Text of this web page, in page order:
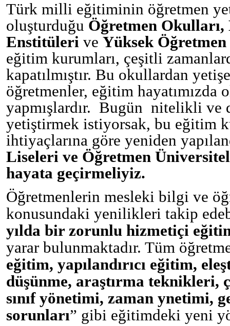
Türk milli eğitiminin öğretmen
oluşturduğu Öğretmen
Enstitüleri ve Yüksek
eğitim kurumları, çeşitli
kapatılmıştır. Bu okullardan
öğretmenler, eğitim
yapmışlardır. Bugün nitelikli ve
yetiştirmek istiyorsak, bu eğitim
ihtiyaçlarına göre yeniden
Liseleri ve Öğretmen
hayata geçirmeliyiz.
Öğretmenlerin mesleki bilgi ve
konusundaki yenilikleri takip
yılda bir zorunlu hizmetiçi
yarar bulunmaktadır. Tüm
eğitim, yapılandırıcı eğitim,
düşünme, araştırma teknikleri,
sınıf yönetimi, zaman ynetimi,
sorunları” gibi eğitimdeki yeni